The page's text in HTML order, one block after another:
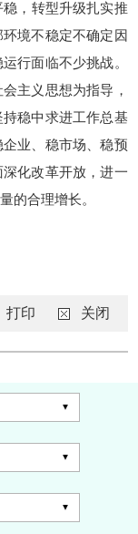
，转型升级扎实推
境不稳定不确定因
行面临不少挑战。
主义思想为指导，
稳中求进工作总基
业、稳市场、稳预
化改革开放，进一
的合理增长。
打印 关闭